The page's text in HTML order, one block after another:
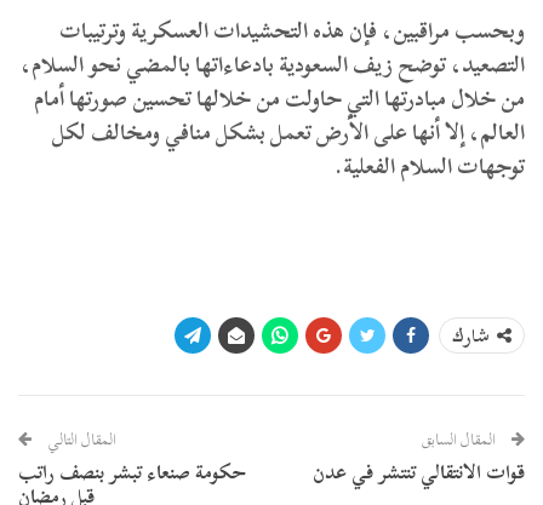
وبحسب مراقبين، فإن هذه التحشيدات العسكرية وترتيبات
التصعيد، توضح زيف السعودية بادعاءاتها بالمضي نحو السلام،
من خلال مبادرتها التي حاولت من خلالها تحسين صورتها أمام
العالم، إلا أنها على الأرض تعمل بشكل منافي ومخالف لكل
توجهات السلام الفعلية.
شارك
المقال السابق
قوات الانتقالي تنتشر في عدن
المقال التالي
حكومة صنعاء تبشر بنصف راتب
قبل رمضان